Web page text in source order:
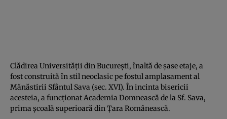
Clădirea Universităţii din Bucureşti, înaltă de șase etaje, a
fost construită în stil neoclasic pe fostul amplasament al
Mănăstirii Sfântul Sava (sec. XVI). În incinta bisericii
acesteia, a funcţionat Academia Domnească de la Sf. Sava,
prima şcoală superioară din Ţara Românească.